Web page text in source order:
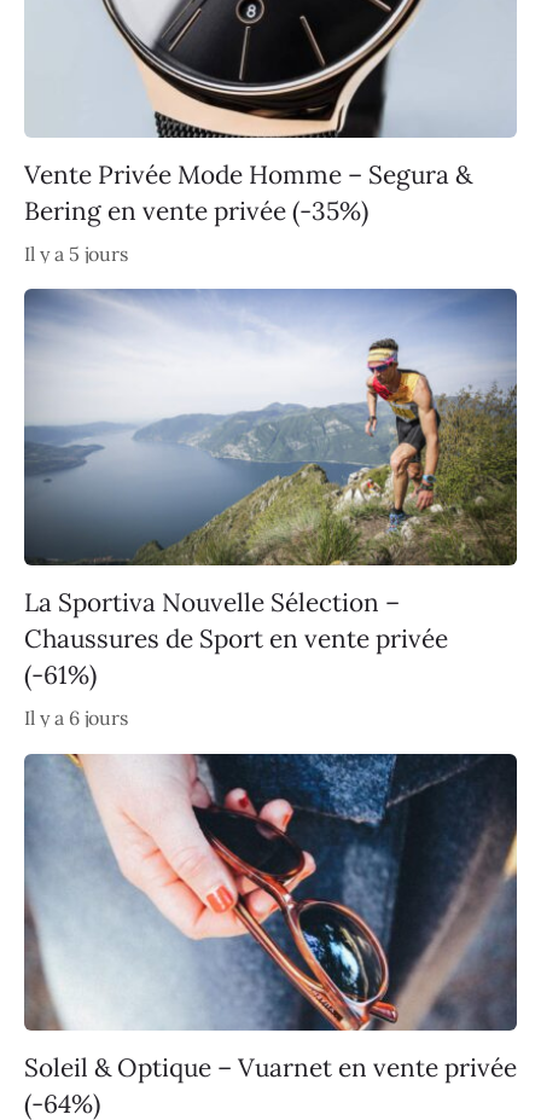
Vente Privée Mode Homme – Segura &
Bering en vente privée (-35%)
Il y a 5 jours
La Sportiva Nouvelle Sélection –
Chaussures de Sport en vente privée
(-61%)
Il y a 6 jours
Soleil & Optique – Vuarnet en vente privée
(-64%)